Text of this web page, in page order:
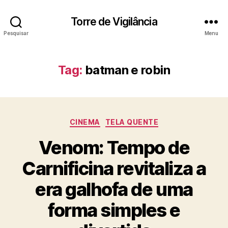
Pesquisar
Torre de Vigilância
Menu
Tag: batman e robin
Categorias
CINEMA TELA QUENTE
Venom: Tempo de
Carnificina revitaliza a
era galhofa de uma
forma simples e